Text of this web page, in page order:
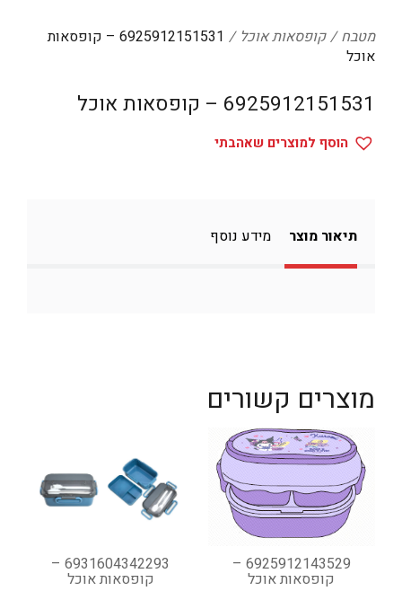
הום אקססוריז
טקסטיל לבית
תיקים ואביזרים
מטבח קופסאות אוכל
6925912151531 – קופסאות
אוכל
6925912151531 – קופסאות אוכל
הוסף למוצרים שאהבתי
תיאור מוצר מידע נוסף
מוצרים קשורים
6925912143529 –
קופסאות אוכל
6931604342293 –
קופסאות אוכל